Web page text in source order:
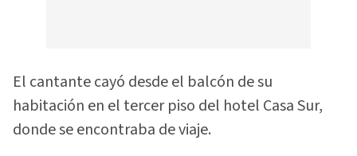
El cantante cayó desde el balcón de su
habitación en el tercer piso del hotel Casa Sur,
donde se encontraba de viaje.